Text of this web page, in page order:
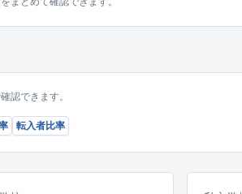
認できます。
転入者比率